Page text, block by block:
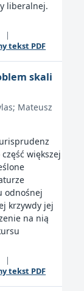
liberalnej.
|
tekst PDF
skali
Mateusz
większej
odnośnej
krzywdy jej
na nią
|
tekst PDF